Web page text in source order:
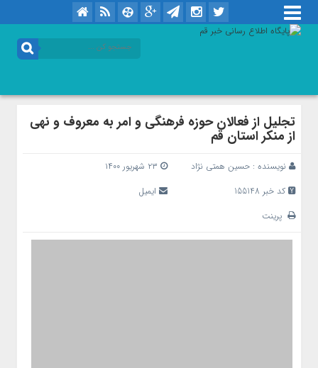
تجلیل از فعالان حوزه فرهنگی و امر به معروف و نهی
از منکر استان قم
نویسنده : حسین همتی نژاد
کد خبر 155148
ایمیل
پرینت